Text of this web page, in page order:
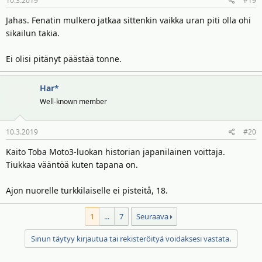
Jahas. Fenatin mulkero jatkaa sittenkin vaikka uran piti olla ohi
sikailun takia.
Ei olisi pitänyt päästää tonne.
Har*
Well-known member
10.3.2019 #20
Kaito Toba Moto3-luokan historian japanilainen voittaja.
Tiukkaa vääntöä kuten tapana on.
Ajon nuorelle turkkilaiselle ei pisteitå, 18.
1 ... 7 Seuraava
Sinun täytyy kirjautua tai rekisteröityä voidaksesi vastata.